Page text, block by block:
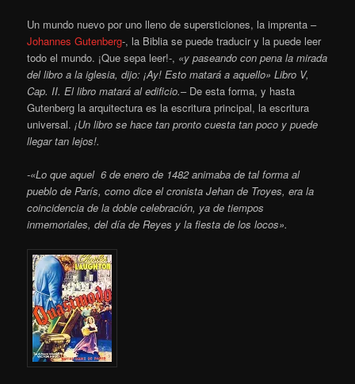
Un mundo nuevo por uno lleno de supersticiones, la imprenta –
Johannes Gutenberg-, la Biblia se puede traducir y la puede leer
todo el mundo. ¡Que sepa leer!-, «y paseando con pena la mirada
del libro a la iglesia, dijo: ¡Ay! Esto matará a aquello» Libro V,
Cap. II. El libro matará al edificio.– De esta forma, y hasta
Gutenberg la arquitectura es la escritura principal, la escritura
universal.¡Un libro se hace tan pronto cuesta tan poco y puede
llegar tan lejos!.
-«Lo que aquel 6 de enero de 1482 animaba de tal forma al
pueblo de París, como dice el cronista Jehan de Troyes, era la
coincidencia de la doble celebración, ya de tiempos
inmemoriales, del día de Reyes y la fiesta de los locos».